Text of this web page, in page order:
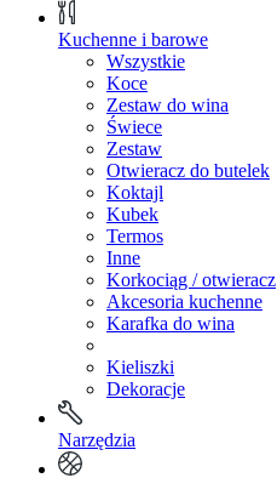
Kuchenne i barowe
Wszystkie
Koce
Zestaw do wina
Świece
Zestaw
Otwieracz do butelek
Koktajl
Kubek
Termos
Inne
Korkociąg / otwieracz
Akcesoria kuchenne
Karafka do wina
Kieliszki
Dekoracje
Narzędzia